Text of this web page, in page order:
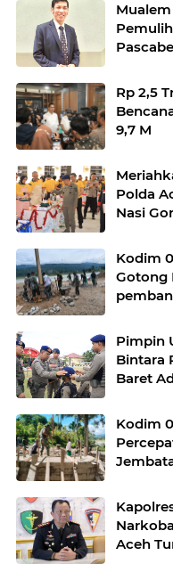
Rp 2,5
9,7 M
Polda
Nasi
Kodim
Gotong
Pimpin
Bintara
Baret
Kodim
Aceh